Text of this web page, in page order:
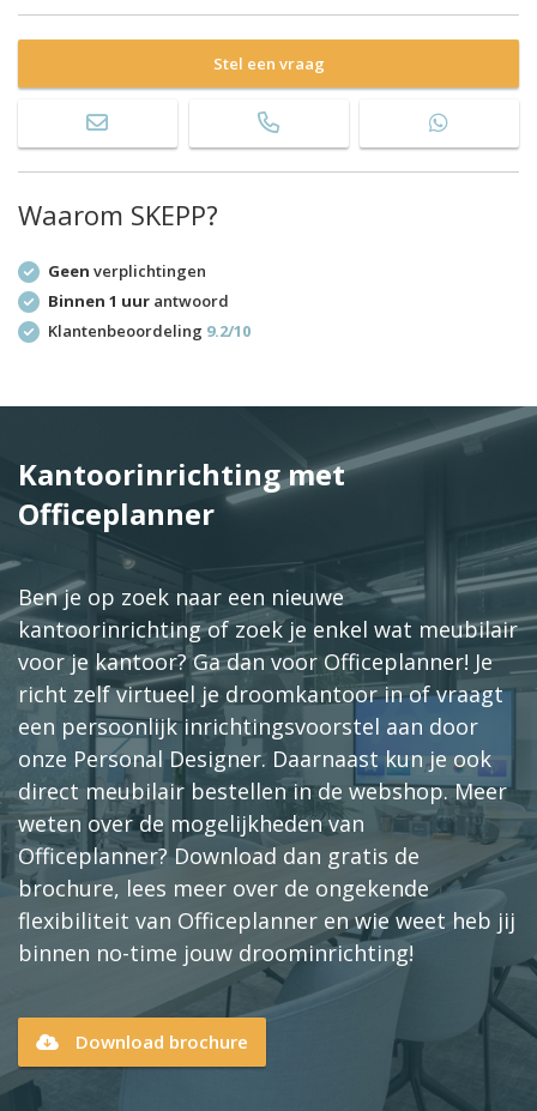
Stel een vraag
Waarom SKEPP?
Geen verplichtingen
Binnen 1 uur antwoord
Klantenbeoordeling 9.2/10
Kantoorinrichting met
Officeplanner
Ben je op zoek naar een nieuwe
kantoorinrichting of zoek je enkel wat meubilair
voor je kantoor? Ga dan voor Officeplanner! Je
richt zelf virtueel je droomkantoor in of vraagt
een persoonlijk inrichtingsvoorstel aan door
onze Personal Designer. Daarnaast kun je ook
direct meubilair bestellen in de webshop. Meer
weten over de mogelijkheden van
Officeplanner? Download dan gratis de
brochure, lees meer over de ongekende
flexibiliteit van Officeplanner en wie weet heb jij
binnen no-time jouw droominrichting!
Download brochure